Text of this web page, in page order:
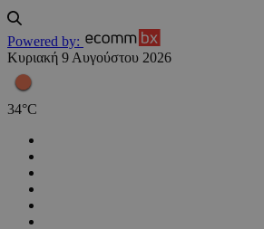
Powered by:
Κυριακή 9 Αυγούστου 2026
34°C